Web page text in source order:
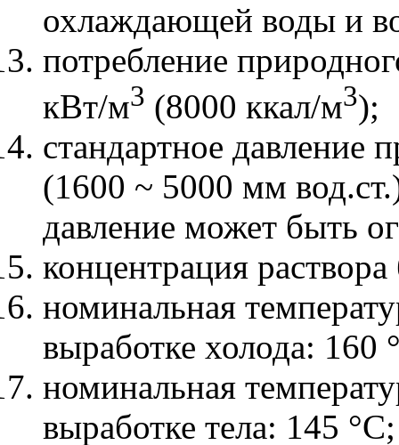
охлаждающей воды и
потребление
кВт/м3 (8000 ккал/м3);
стандартное давление
(1600 ~ 5000 мм
давление может быть
концентрация
номинальная
выработке холода: 160
номинальная
выработке тела: 145 °С;